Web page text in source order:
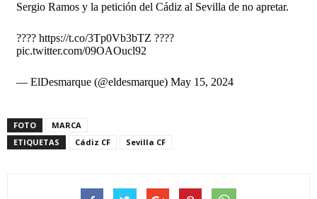
Sergio Ramos y la petición del Cádiz al Sevilla de no apretar.
???? https://t.co/3Tp0Vb3bTZ ????
pic.twitter.com/09OAOucl92
— ElDesmarque (@eldesmarque) May 15, 2024
FOTO
MARCA
ETIQUETAS
Cádiz CF Sevilla CF